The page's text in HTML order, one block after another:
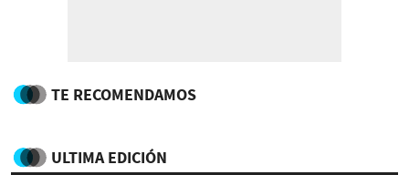
TE RECOMENDAMOS
ULTIMA EDICIÓN